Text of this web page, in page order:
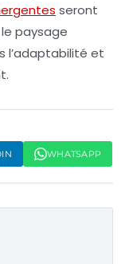
seront
paysage
l’adaptabilité et
WHATSAPP